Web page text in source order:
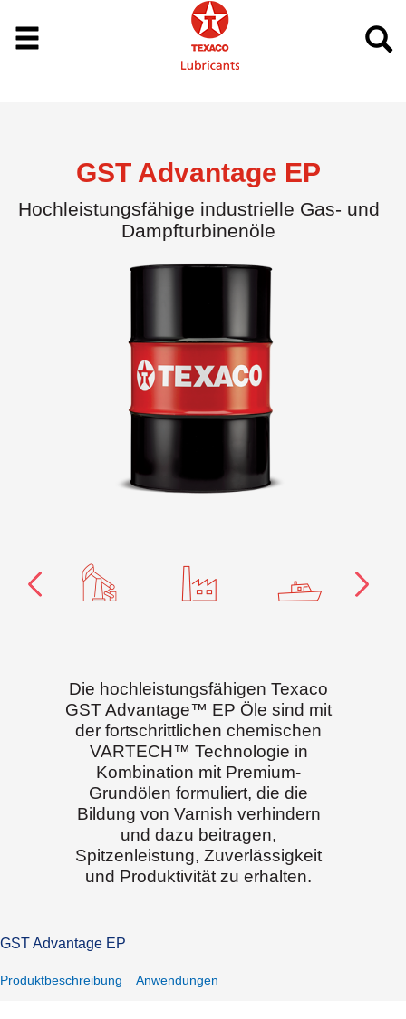
GST Advantage EP
Hochleistungsfähige industrielle Gas- und
Dampfturbinenöle
Die hochleistungsfähigen Texaco
GST Advantage™ EP Öle sind mit
der fortschrittlichen chemischen
VARTECH™ Technologie in
Kombination mit Premium-
Grundölen formuliert, die die
Bildung von Varnish verhindern
und dazu beitragen,
Spitzenleistung, Zuverlässigkeit
und Produktivität zu erhalten.
GST Advantage EP
Produktbeschreibung Anwendungen